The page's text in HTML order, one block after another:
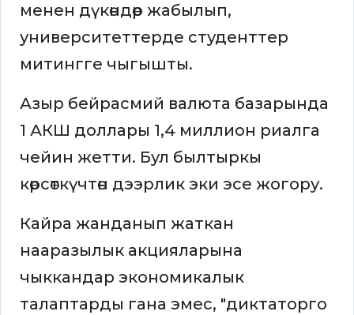
менен дүкөндөр жабылып,
университеттерде студенттер
митингге чыгышты.
Азыр бейрасмий валюта базарында
1 АКШ доллары 1,4 миллион риалга
чейин жетти. Бул былтыркы
көрсөткүчтөн дээрлик эки эсе жогору.
Кайра жанданып жаткан
нааразылык акцияларына
чыккандар экономикалык
талаптарды гана эмес, "диктаторго